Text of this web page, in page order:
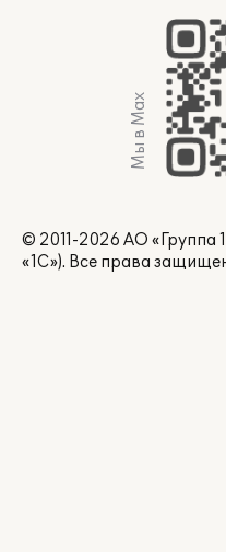
Мы в Max
© 2011-2026 АО
«1С»). Все права